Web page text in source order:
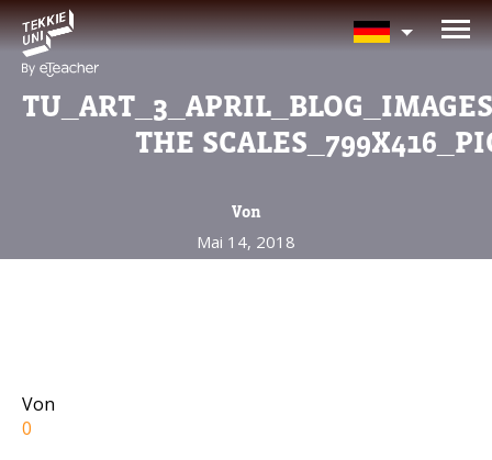
THE
Von
Mai 14, 2018
Von
0
BRAUCHEN SIE HILFE BEI DER
KURSAUSWAHL?
Hinterlassen Sie Ihre Daten und wir melden uns
Eltern E-Mail